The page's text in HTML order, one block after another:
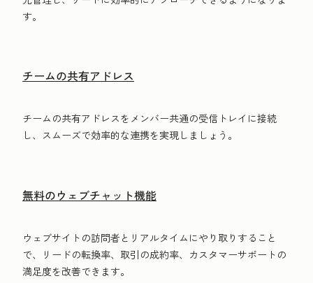
す。
チームの共有アドレス
チームの共有アドレスをメンバー共通の受信トレイに接続
し、スムーズで効率的な連携を実現しましょう。
無料のウェブチャット機能
ウェブサイトの訪問者とリアルタイムにやり取りすること
で、リードの転換率、取引の成約率、カスタマーサポートの
満足度を改善できます。